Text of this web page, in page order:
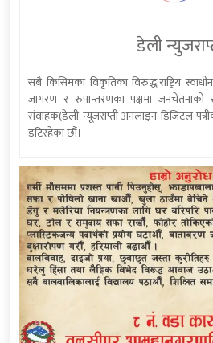
डेली
सबै किसिमका विकृतिका विरुद्ध,राष्ट्रिय
जागरण र रुपान्तरणका पक्षमा
संवाहक(डेली न्यूजराप्ती अनलाइन डिजिटल
डटिरहेका छौं।